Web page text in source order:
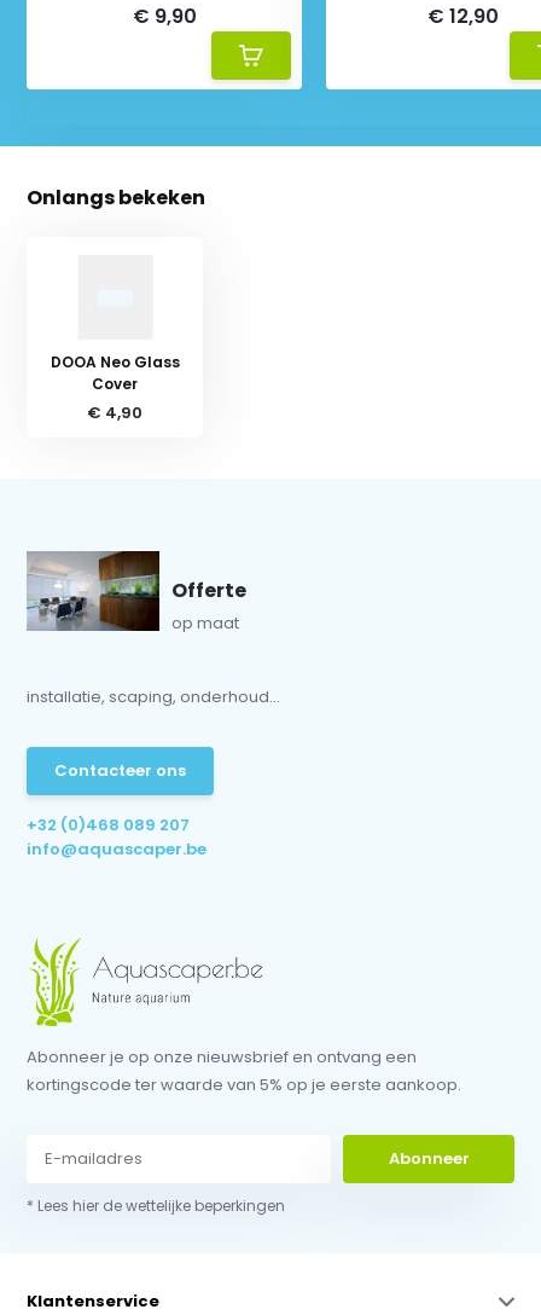
€ 9,90 € 12,90
Onlangs bekeken
DOOA Neo Glass
Cover
€ 4,90
Offerte
op maat
installatie, scaping, onderhoud...
Contacteer ons
+32 (0)468 089 207
info@aquascaper.be
Abonneer je op onze nieuwsbrief en ontvang een
kortingscode ter waarde van 5% op je eerste aankoop.
Abonneer
* Lees hier de wettelijke beperkingen
Klantenservice